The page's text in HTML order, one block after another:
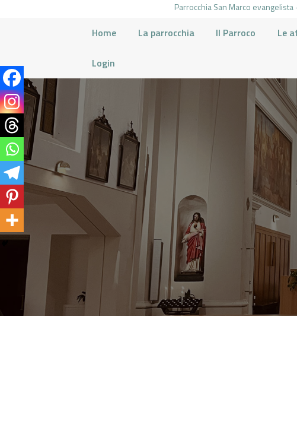
Parrocchia San Marco
Home La parrocchia Il Parroco Le
Login